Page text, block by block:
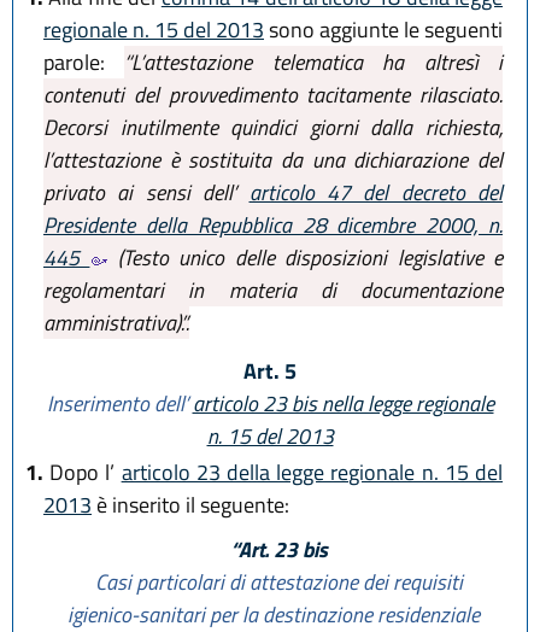
regionale n. 15 del 2013sono aggiunte le seguenti
parole: “L’attestazione telematica ha altresì i
contenuti del provvedimento tacitamente rilasciato.
Decorsi inutilmente quindici giorni dalla richiesta,
l’attestazione è sostituita da una dichiarazione del
privato ai sensi dell’ articolo 47 del decreto del
Presidente della Repubblica 28 dicembre 2000, n.
445
(Testo unico delle disposizioni legislative e
regolamentari in materia di documentazione
amministrativa).”.
Art. 5
Inserimento dell’articolo 23 bis nella legge regionale
n. 15 del 2013
1. Dopo l’ articolo 23 della legge regionale n. 15 del
2013 è inserito il seguente:
“Art. 23 bis
Casi particolari di attestazione dei requisiti
igienico-sanitari per la destinazione residenziale